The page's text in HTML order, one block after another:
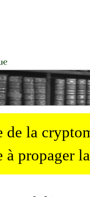
de la
à propager